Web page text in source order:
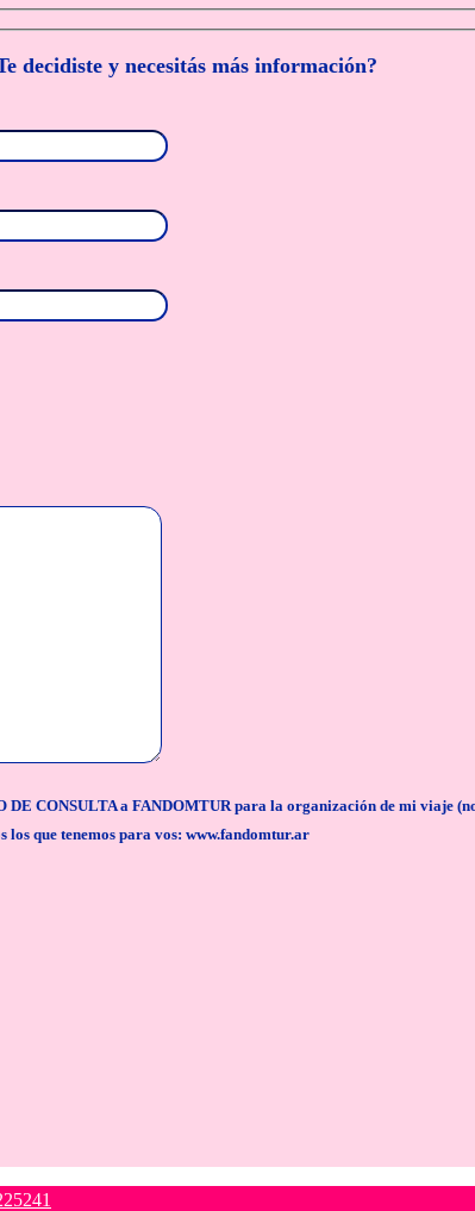
decidiste y necesitás más información?
CONSULTA a FANDOMTUR para la organización de mi viaje
los que tenemos para vos: www.fandomtur.ar